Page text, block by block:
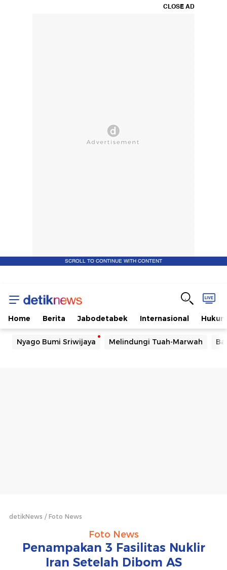
CLOSE AD
SCROLL TO CONTINUE WITH CONTENT
Home Berita Jabodetabek Internasional Hukum
Nyago Bumi Sriwijaya Melindungi Tuah-Marwah
detikNews Foto News
Foto News
Penampakan 3 Fasilitas Nuklir
Iran Setelah Dibom AS